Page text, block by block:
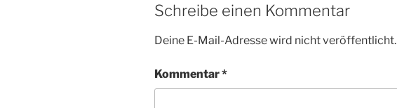
Schreibe einen Kommentar
Deine E-Mail-Adresse wird nicht veröffentlicht.
Kommentar*